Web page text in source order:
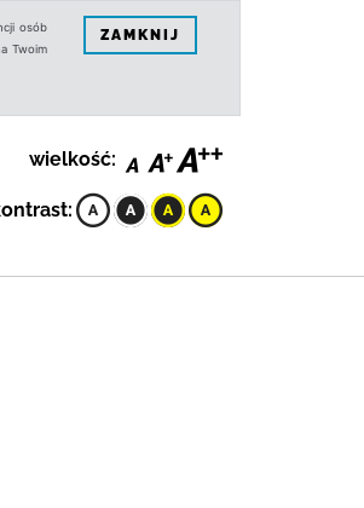
osób
Twoim
ZAMKNIJ
wielkość: